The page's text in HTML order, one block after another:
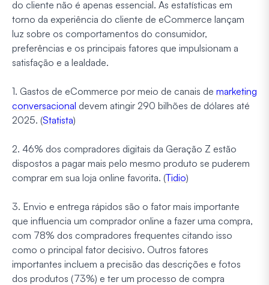
do cliente não é apenas essencial. As estatísticas em
torno da experiência do cliente de eCommerce lançam
luz sobre os comportamentos do consumidor,
preferências e os principais fatores que impulsionam a
satisfação e a lealdade.
1. Gastos de eCommerce por meio de canais de marketing
conversacional devem atingir 290 bilhões de dólares até
2025. (Statista)
2. 46% dos compradores digitais da Geração Z estão
dispostos a pagar mais pelo mesmo produto se puderem
comprar em sua loja online favorita. (Tidio)
3. Envio e entrega rápidos são o fator mais importante
que influencia um comprador online a fazer uma compra,
com 78% dos compradores frequentes citando isso
como o principal fator decisivo. Outros fatores
importantes incluem a precisão das descrições e fotos
dos produtos (73%) e ter um processo de compra